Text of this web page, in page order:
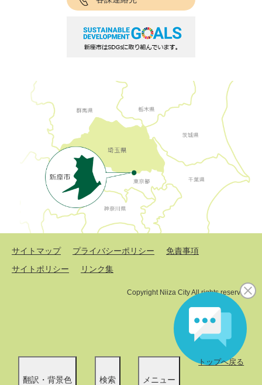
翻訳・背景色 検索 メニュー
トップへ戻る
サイトマップ プライバシーポリシー
免責事項
サイトポリシー
リンク集
Copyright Niiza City All rights reserved.